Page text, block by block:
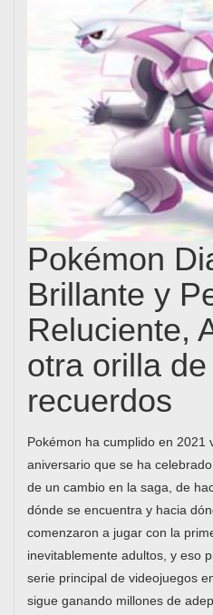
Pokémon
Brillante y
Reluciente,
otra orilla
recuerdos
Pokémon ha cumplido en 2021
aniversario que se ha
de un cambio en la saga, de
dónde se encuentra y hacia
comenzaron a jugar con la
inevitablemente adultos, y eso
serie principal de videojuegos
sigue ganando millones de